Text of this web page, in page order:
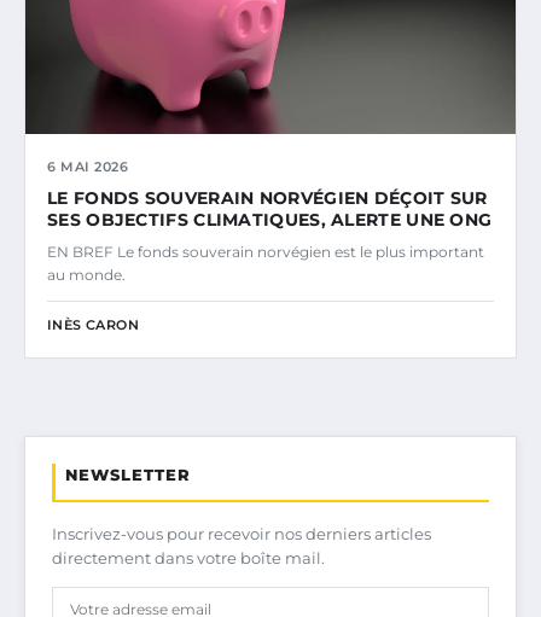
6 MAI 2026
LE FONDS SOUVERAIN NORVÉGIEN DÉÇOIT SUR
SES OBJECTIFS CLIMATIQUES, ALERTE UNE ONG
EN BREF Le fonds souverain norvégien est le plus important
au monde.
INÈS CARON
NEWSLETTER
Inscrivez-vous pour recevoir nos derniers articles
directement dans votre boîte mail.